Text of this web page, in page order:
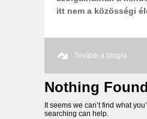
itt nem a közösségi
Tovább a blogra.
Nothing Found
It seems we can’t find what
searching can help.